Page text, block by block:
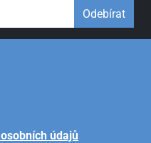
Odebírat
údajů